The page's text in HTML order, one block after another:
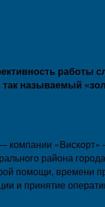
работы
называемый
компании
района
помощи, времени
и принятие